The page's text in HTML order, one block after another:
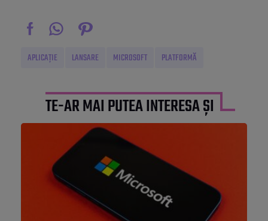
APLICAȚIE LANSARE MICROSOFT PLATFORMĂ
TE-AR MAI PUTEA INTERESA ȘI